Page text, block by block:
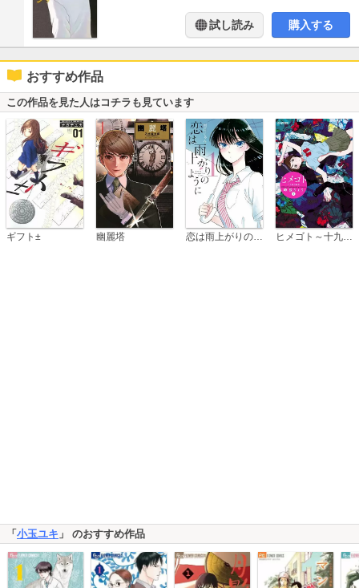
試し読み 購入する
おすすめ作品
この作品を見た人はコチラも見ています
ギフト± 幽麗塔 ヒメゴト～十九歳の制服～
「小玉ユキ 」 のおすすめ作品